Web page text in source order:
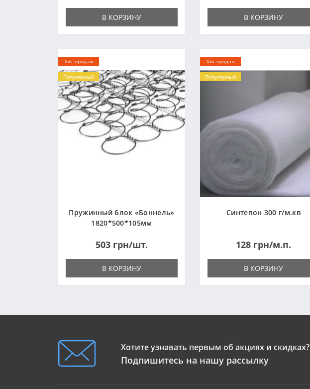
В КОРЗИНУ В КОРЗИНУ
Хит продаж
Популярный
Пружинный блок «Боннель»
1820*500*105мм
503 грн/шт.
В КОРЗИНУ
Хит продаж
Популярный
Синтепон 300 г/м.кв
128 грн/м.п.
В КОРЗИНУ
Хотите узнавать первым об акциях и скидках?
Подпишитесь на нашу рассылку